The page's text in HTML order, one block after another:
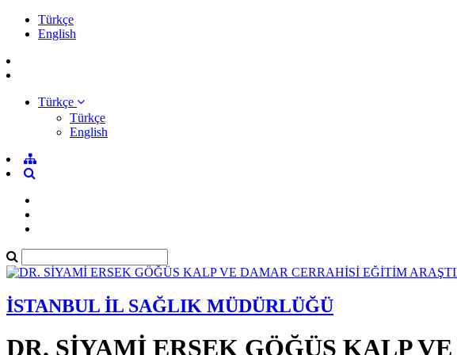
Türkçe
English
Türkçe
Türkçe
English
İSTANBUL İL SAĞLIK MÜDÜRLÜĞÜ
DR. SİYAMİ ERSEK GÖĞÜS KALP